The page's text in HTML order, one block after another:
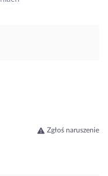
Zgłoś naruszenie